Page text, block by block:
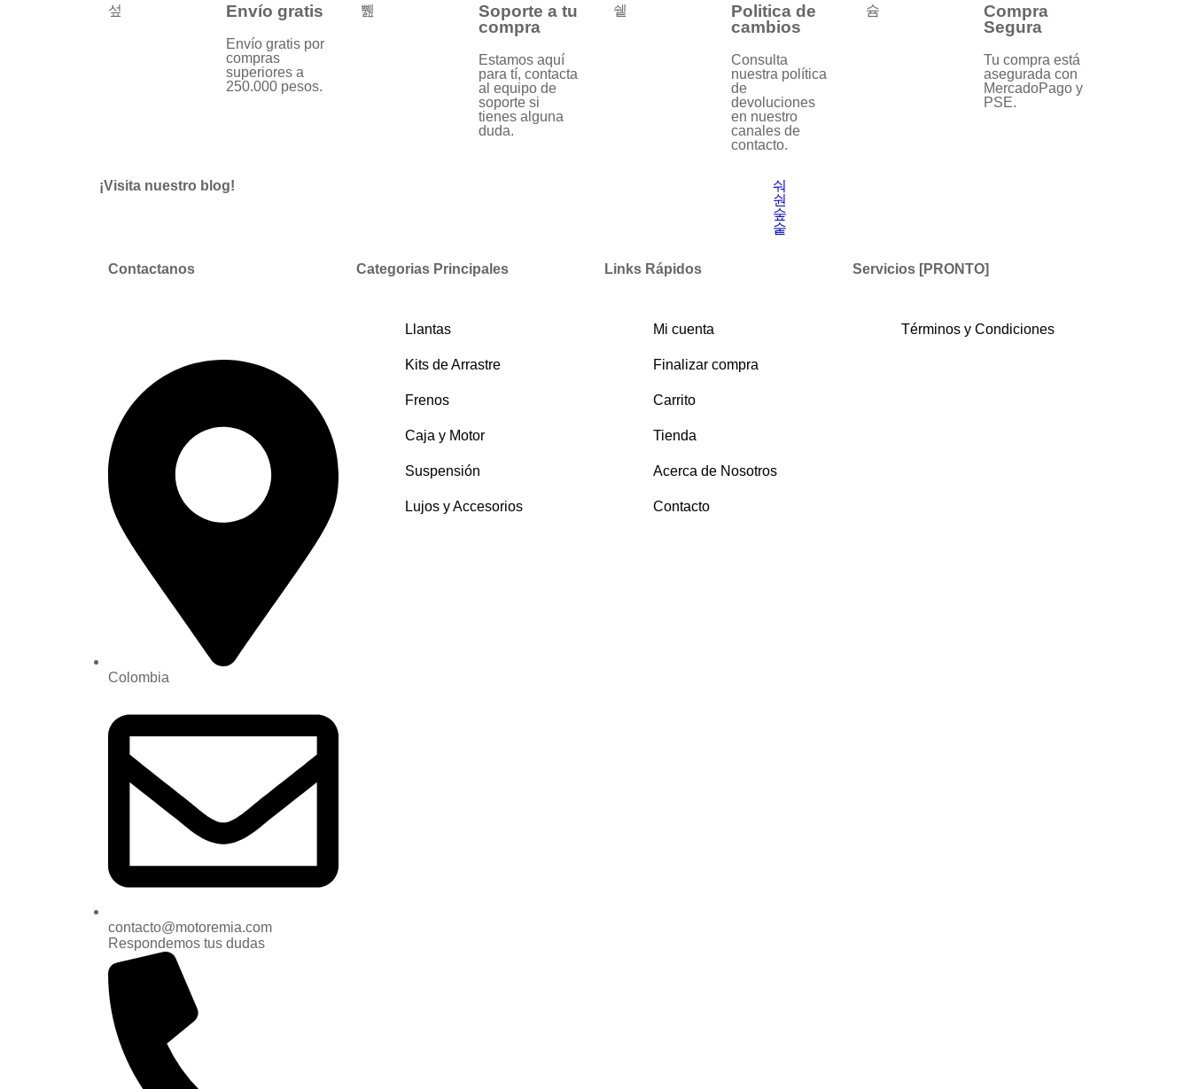
Envío gratis
Envío gratis por
compras
superiores a
250.000 pesos.
Soporte a tu
compra
Estamos aquí
para tí, contacta
al equipo de
soporte si
tienes alguna
duda.
Politica de
cambios
Consulta
nuestra política
de
devoluciones
en nuestro
canales de
contacto.
Compra
Segura
Tu compra está
asegurada con
MercadoPago y
PSE.
¡Visita nuestro blog!
Contactanos
Colombia
contacto@motoremia.com
Respondemos tus dudas
Categorias Principales
Llantas
Kits de Arrastre
Frenos
Caja y Motor
Suspensión
Lujos y Accesorios
Links Rápidos
Mi cuenta
Finalizar compra
Carrito
Tienda
Acerca de Nosotros
Contacto
Servicios [PRONTO]
Términos y Condiciones